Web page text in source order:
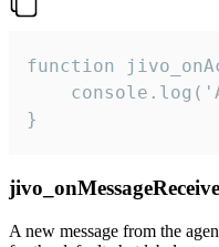
function
}
A new message from the